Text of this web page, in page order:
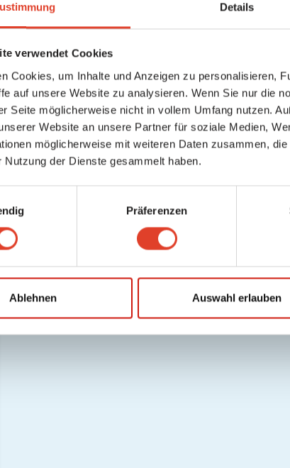
Details
verwendet Cookies
Cookies, um Inhalte und Anzeigen zu personalisieren,
auf unsere Website zu analysieren. Wenn Sie nur die
Seite möglicherweise nicht in vollem Umfang nutzen.
Website an unsere Partner für soziale Medien,
möglicherweise mit weiteren Daten zusammen,
Nutzung der Dienste gesammelt haben.
Präferenzen
Ablehnen Auswahl erlauben